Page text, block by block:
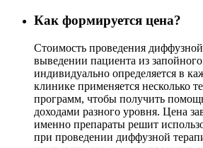
Как формируется цена?
Стоимость проведения
выведении пациента из
индивидуально определяется в
клинике применяется несколько
программ, чтобы получить
доходами разного уровня. Цена
именно препараты решит
при проведении диффузной